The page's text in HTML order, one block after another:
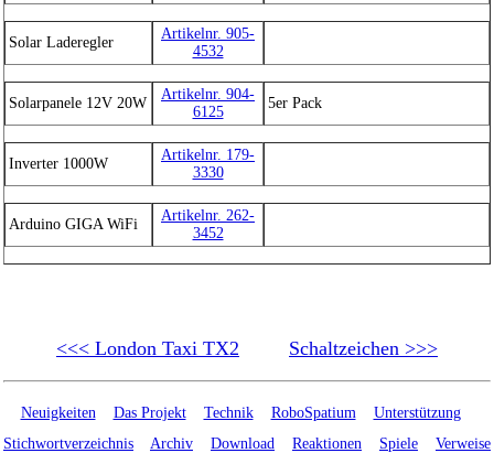
Solar Laderegler
Artikelnr. 905-
4532
Solarpanele 12V 20W
Artikelnr. 904-
6125
5er Pack
Inverter 1000W
Artikelnr. 179-
3330
Arduino GIGA WiFi
Artikelnr. 262-
3452
<<< London Taxi TX2 Schaltzeichen >>>
Neuigkeiten Das Projekt Technik RoboSpatium
Unterstützung
Stichwortverzeichnis
Archiv Download Reaktionen Spiele
Verweise